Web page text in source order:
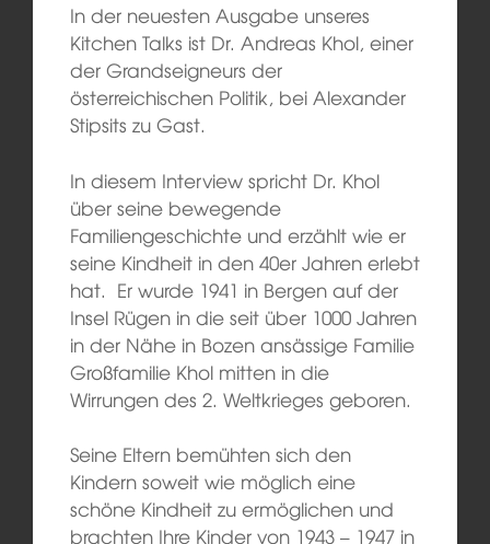
In der neuesten Ausgabe unseres
Kitchen Talks ist Dr. Andreas Khol, einer
der Grandseigneurs der
österreichischen Politik, bei Alexander
Stipsits zu Gast.
In diesem Interview spricht Dr. Khol
über seine bewegende
Familiengeschichte und erzählt wie er
seine Kindheit in den 40er Jahren erlebt
hat. Er wurde 1941 in Bergen auf der
Insel Rügen in die seit über 1000 Jahren
in der Nähe in Bozen ansässige Familie
Großfamilie Khol mitten in die
Wirrungen des 2. Weltkrieges geboren.
Seine Eltern bemühten sich den
Kindern soweit wie möglich eine
schöne Kindheit zu ermöglichen und
brachten Ihre Kinder von 1943 – 1947 in